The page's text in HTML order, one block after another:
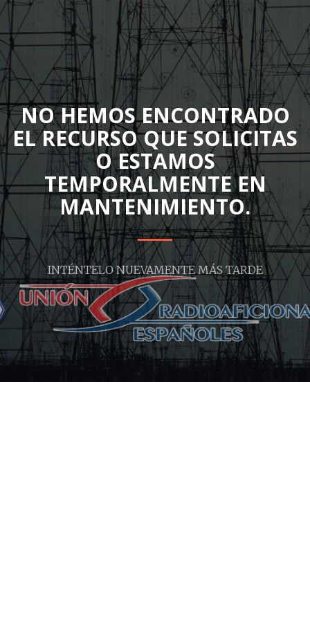
NO HEMOS ENCONTRADO
EL RECURSO QUE SOLICITAS
O ESTAMOS
TEMPORALMENTE EN
MANTENIMIENTO.
INTÉNTELO NUEVAMENTE MÁS TARDE